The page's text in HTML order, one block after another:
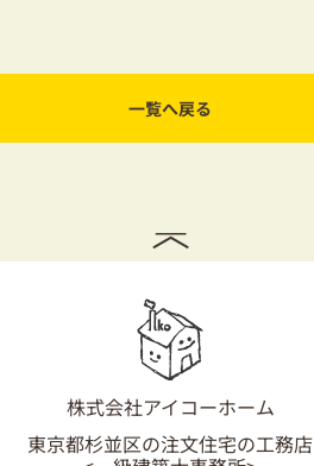
一覧へ戻る
株式会社アイコーホーム
東京都杉並区の注文住宅の工務店